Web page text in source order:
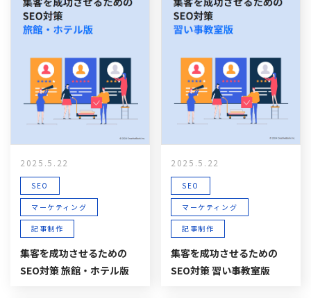
2025.5.22
SEO
マーケティング
記事制作
集客を成功させるための
SEO対策 旅館・ホテル版
2025.5.22
SEO
マーケティング
記事制作
集客を成功させるための
SEO対策 習い事教室版